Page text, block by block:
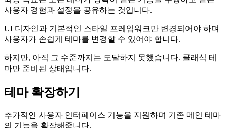
사용자 경험과 설정을 공유하는 것입니다.
UI 디자인과 기본적인 스타일 프레임워크만 변경되어야 하며
사용자가 손쉽게 테마를 변경할 수 있어야 합니다.
하지만, 아직 그 수준까지는 도달하지 못했습니다. 클래식 테
마만 준비된 상태입니다.
테마 확장하기
추가적인 사용자 인터페이스 기능을 지원하며 기존 메인 테마
의 기능을 확장해줍니다.